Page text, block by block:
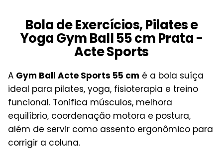
Bola de Exercícios, Pilates e
Yoga Gym Ball 55 cm Prata -
Acte Sports
A Gym Ball Acte Sports 55 cm é a bola suíça
ideal para pilates, yoga, fisioterapia e treino
funcional. Tonifica músculos, melhora
equilíbrio, coordenação motora e postura,
além de servir como assento ergonômico para
corrigir a coluna.